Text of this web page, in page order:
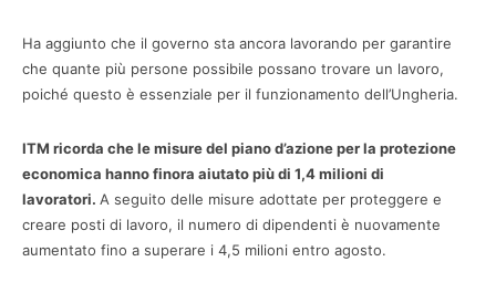
Ha aggiunto che il governo sta ancora lavorando per garantire
che quante più persone possibile possano trovare un lavoro,
poiché questo è essenziale per il funzionamento dell’Ungheria.
ITM ricorda che le misure del piano d’azione per la protezione
economica hanno finora aiutato più di 1,4 milioni di
lavoratori. A seguito delle misure adottate per proteggere e
creare posti di lavoro, il numero di dipendenti è nuovamente
aumentato fino a superare i 4,5 milioni entro agosto.